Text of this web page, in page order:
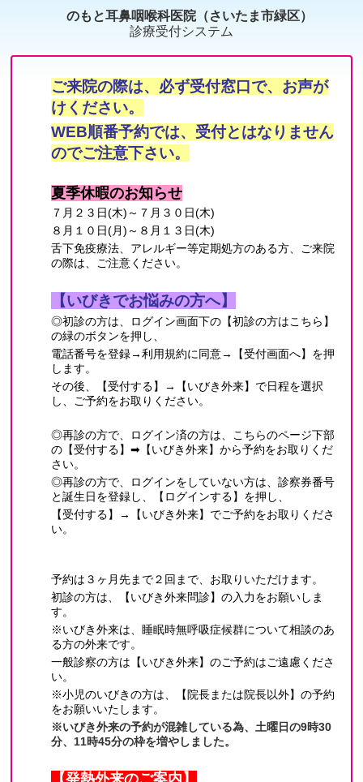
のもと耳鼻咽喉科医院（さいたま市緑区）
診療受付システム